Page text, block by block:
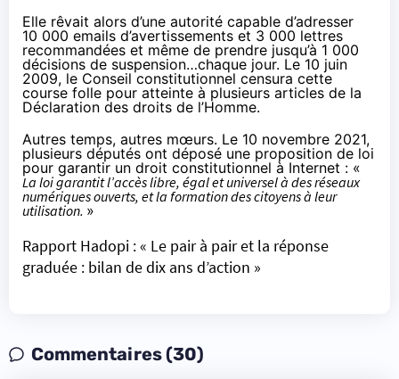
Elle rêvait alors d’une autorité capable d’adresser
10 000 emails d’avertissements et 3 000 lettres
recommandées et même de prendre jusqu’à 1 000
décisions de suspension…chaque jour. Le 10 juin
2009, le Conseil constitutionnel censura cette
course folle pour atteinte à plusieurs articles de la
Déclaration des droits de l’Homme.
Autres temps, autres mœurs. Le 10 novembre 2021,
plusieurs députés ont déposé une proposition de loi
pour garantir un droit constitutionnel à Internet : «
La loi garantit l’accès libre, égal et universel à des réseaux
numériques ouverts, et la formation des citoyens à leur
utilisation. »
Rapport Hadopi : « Le pair à pair et la réponse
graduée : bilan de dix ans d’action »
Commentaires (30)